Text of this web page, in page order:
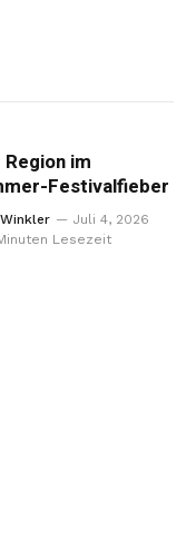
Region im
Festivalfieber
Juli 4, 2026
Lesezeit